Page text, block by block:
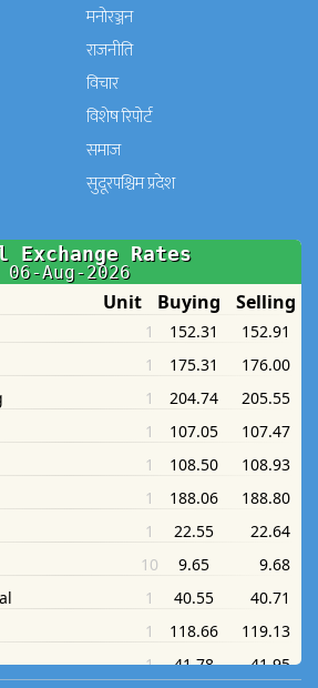
मनाेरञ्जन
राजनीति
विचार
विशेष रिपोर्ट
समाज
सुदूरपश्चिम प्रदेश